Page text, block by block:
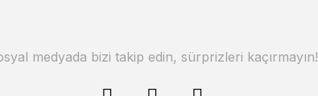
medyada bizi takip edin, sürprizleri kaçırmayın!